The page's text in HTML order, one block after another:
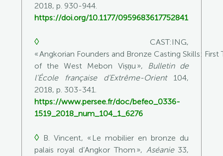
2018, p. 930-944.
https://doi.org/10.1177/0959683617752841
◊ CAST:ING,
« Angkorian Founders and Bronze Casting Skills:
of the West Mebon Viṣṇu », Bulletin de
l’École française d’Extrême-Orient104,
2018, p. 303-341.
https://www.persee.fr/doc/befeo_0336-
1519_2018_num_104_1_6276
◊ B. Vincent, « Le mobilier en bronze du
palais royal d’Angkor Thom », Aséanie 33,